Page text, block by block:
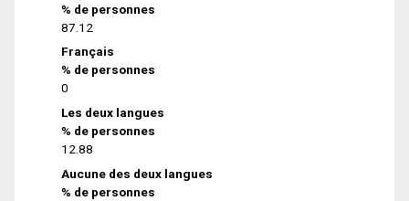
% de personnes
87.12
Français
% de personnes
0
Les deux langues
% de personnes
12.88
Aucune des deux langues
% de personnes